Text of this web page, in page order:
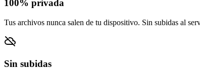
100% privada
Tus archivos nunca salen de tu dispositivo. Sin subidas al
Sin subidas